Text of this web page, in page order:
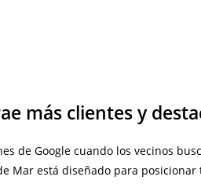
más clientes y
de Google cuando los vecinos
Mar está diseñado para